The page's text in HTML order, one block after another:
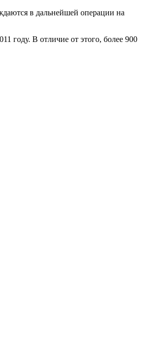
в дальнейшей операции на
году. В отличие от этого, более 900